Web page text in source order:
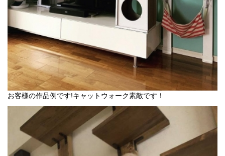
お客様の作品例です!キャットウォーク素敵です！